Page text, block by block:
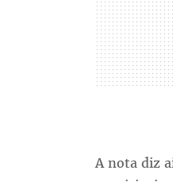
A nota diz